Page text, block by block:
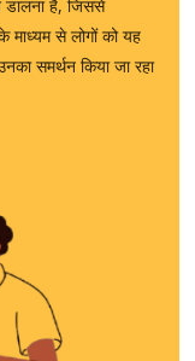
है, जिससे
के माध्यम से लोगों को यह
समर्थन किया जा रहा